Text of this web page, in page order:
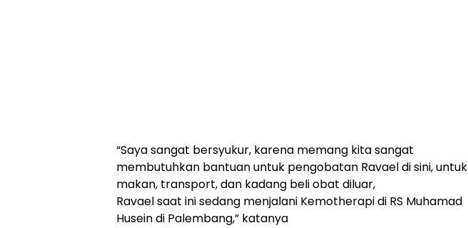
“Saya sangat bersyukur, karena memang kita sangat
membutuhkan bantuan untuk pengobatan Ravael di sini, untuk
makan, transport, dan kadang beli obat diluar,
Ravael saat ini sedang menjalani Kemotherapi di RS Muhamad
Husein di Palembang,” katanya